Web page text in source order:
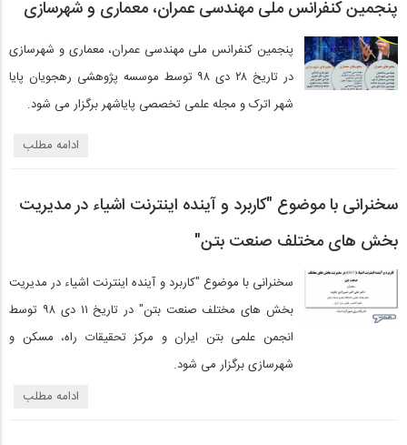
پنجمین کنفرانس ملی مهندسی عمران، معماری و شهرسازی
پنجمین کنفرانس ملی مهندسی عمران، معماری و شهرسازی
در تاریخ ۲۸ دی ۹۸ توسط موسسه پژوهشی رهجویان پایا
شهر اترک و مجله علمی تخصصی پایاشهر برگزار می شود.
ادامه مطلب
سخنرانی با موضوع "کاربرد و آینده اینترنت اشیاء در مدیریت
بخش های مختلف صنعت بتن"
سخنرانی با موضوع "کاربرد و آینده اینترنت اشیاء در مدیریت
بخش های مختلف صنعت بتن" در تاریخ ۱۱ دی ۹۸ توسط
انجمن علمی بتن ایران و مرکز تحقیقات راه، مسکن و
شهرسازی برگزار می شود.
ادامه مطلب